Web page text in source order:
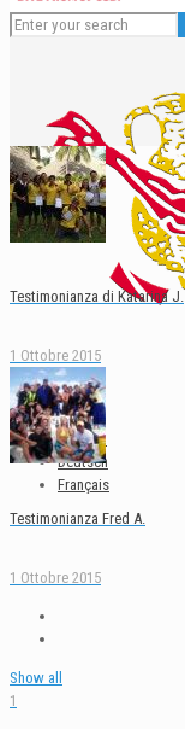
Italiano
English
Español
Deutsch
Français
Testimonianza di Katarina J.
1 Ottobre 2015
Testimonianza Fred A.
1 Ottobre 2015
Show all
1